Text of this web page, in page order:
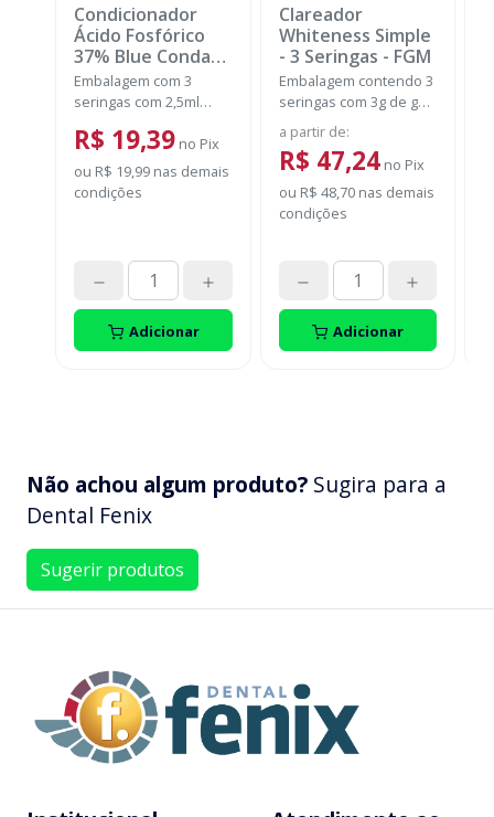
Condicionador
Ácido Fosfórico
37% Blue Condac-
FGM
Embalagem com 3
seringas com 2,5ml
para aplicação.
R$ 19,39 no Pix
ou R$ 19,99 nas demais
condições
Adicionar
Clareador
Whiteness Simple
- 3 Seringas - FGM
Embalagem contendo 3
seringas com 3g de gel
cada uma.
a partir de:
R$ 47,24 no Pix
ou R$ 48,70nas demais
condições
Adicionar
Não achou algum produto? Sugira para a
Dental Fenix
Sugerir produtos